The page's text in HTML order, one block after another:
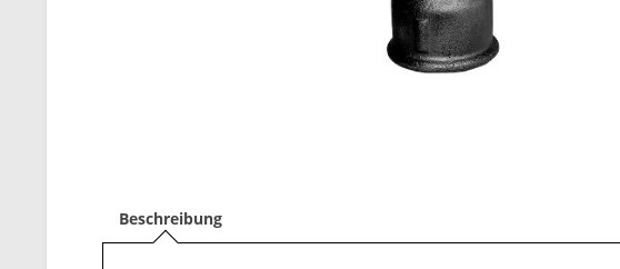
Beschreibung